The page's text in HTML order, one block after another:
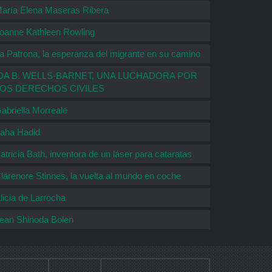
Elena Maseras Ribera
Kathleen Rowling
Patrona, la esperanza del migrante en su camino
B. WELLS-BARNET, UNA LUCHADORA POR
DERECHOS CIVILES
Morreale
Hadid
Bath, inventora de un láser para cataratas
Stinnes, la vuelta al mundo en coche
de Larrocha
Shinoda Bolen